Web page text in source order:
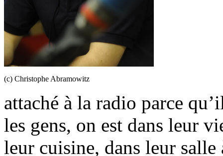
(c) Christophe Abramowitz
attaché à la radio parce
les gens, on est dans leur
leur cuisine, dans leur